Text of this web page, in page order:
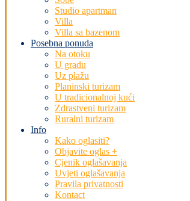
Studio apartman
Villa
Villa sa bazenom
Posebna ponuda
Na otoku
U gradu
Uz plažu
Planinski turizam
U tradicionalnoj kući
Zdrastveni turizam
Ruralni turizam
Info
Kako oglasiti?
Objavite oglas +
Cjenik oglašavanja
Uvjeti oglašavanja
Pravila privatnosti
Kontact